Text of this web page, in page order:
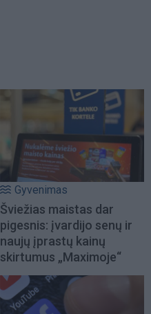
Gyvenimas
Šviežias maistas dar
pigesnis: įvardijo senų ir
naujų įprastų kainų
skirtumus „Maximoje“